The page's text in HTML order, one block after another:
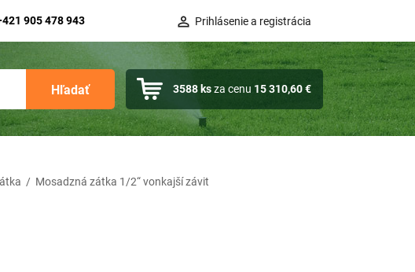
905 478 943 Prihlásenie a registrácia
Hľadať 3588ksza cenu 15 310,60 €
/ Mosadzná zátka 1/2“ vonkajší závit